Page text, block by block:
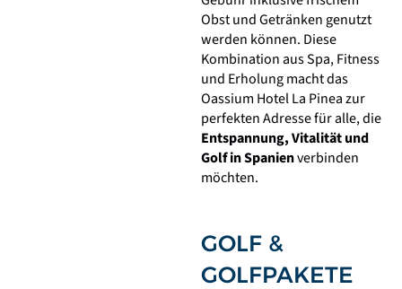
Obst und Getränken genutzt
werden können. Diese
Kombination aus Spa, Fitness
und Erholung macht das
Oassium Hotel La Pinea zur
perfekten Adresse für alle, die
Entspannung, Vitalität und
Golf in Spanienverbinden
möchten.
GOLF &
GOLFPAKETE